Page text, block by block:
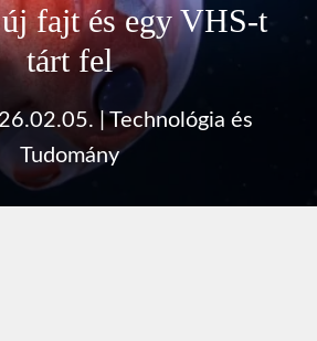
fajt és egy VHS-t
tárt fel
|Technológia és
Tudomány